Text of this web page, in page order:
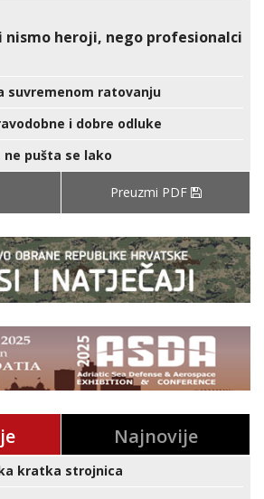
nismo heroji, nego profesionalci
suvremenom ratovanju
i dobre odluke
pušta se lako
Preuzmi PDF
Najnovije
kratka strojnica